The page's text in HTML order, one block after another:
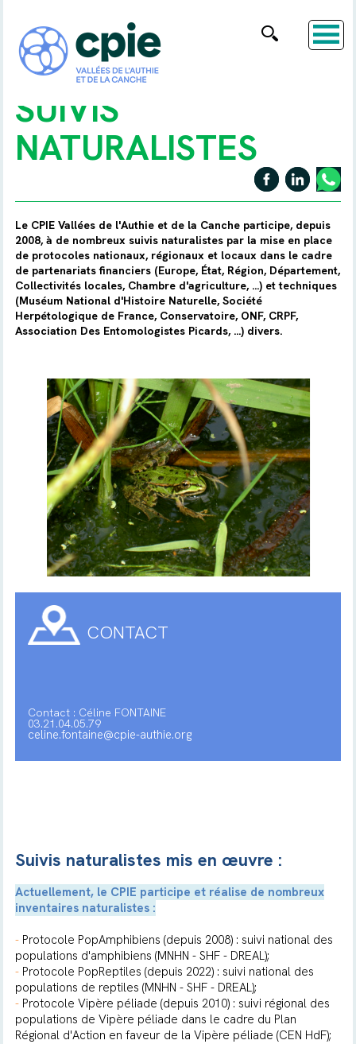
SUIVIS
NATURALISTES
Le CPIE Vallées de l'Authie et de la Canche participe, depuis
2008, à de nombreux suivis naturalistes par la mise en place
de protocoles nationaux, régionaux et locaux dans le cadre
de partenariats financiers (Europe, État, Région, Département,
Collectivités locales, Chambre d'agriculture, ...) et techniques
(Muséum National d'Histoire Naturelle, Société
Herpétologique de France, Conservatoire, ONF, CRPF,
Association Des Entomologistes Picards, ...) divers.
CONTACT
Contact : Céline FONTAINE
03.21.04.05.79
celine.fontaine@cpie-authie.org
Suivis naturalistes mis en œuvre :
Actuellement, le CPIE participe et réalise de nombreux
inventaires naturalistes :
-Protocole PopAmphibiens (depuis 2008) : suivi national des
populations d'amphibiens (MNHN - SHF - DREAL);
-Protocole PopReptiles (depuis 2022) : suivi national des
populations de reptiles (MNHN - SHF - DREAL);
- Protocole Vipère péliade (depuis 2010) : suivi régional des
populations de Vipère péliade dans le cadre du Plan
Régional d'Action en faveur de la Vipère péliade (CEN HdF);